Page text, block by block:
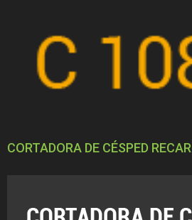
CORTADORA DE CÉSPED